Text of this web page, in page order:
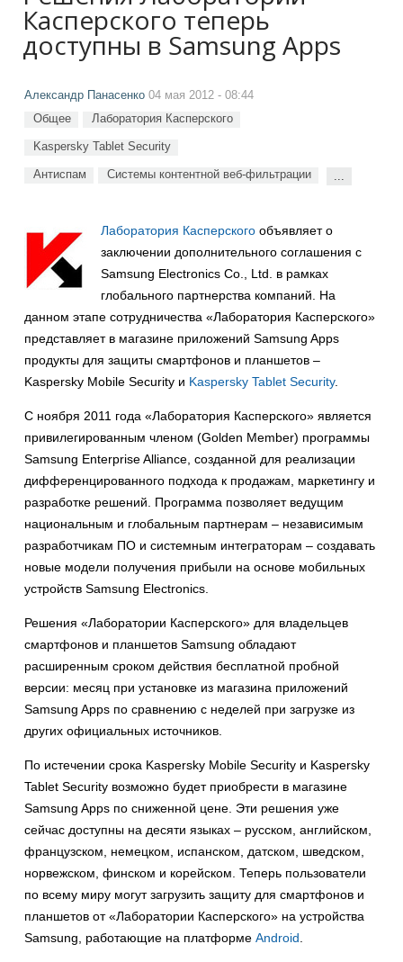
Касперского теперь
доступны в Samsung Apps
Александр Панасенко 04 мая 2012 - 08:44
Общее Лаборатория Касперского
Kaspersky Tablet Security
Антиспам Системы контентной веб-фильтрации ...
Лаборатория Касперского объявляет о
заключении дополнительного соглашения с
Samsung Electronics Co., Ltd. в рамках
глобального партнерства компаний. На
данном этапе сотрудничества «Лаборатория Касперского»
представляет в магазине приложений Samsung Apps
продукты для защиты смартфонов и планшетов –
Kaspersky Mobile Security и Kaspersky Tablet Security.
С ноября 2011 года «Лаборатория Касперского» является
привилегированным членом (Golden Member) программы
Samsung Enterprise Alliance, созданной для реализации
дифференцированного подхода к продажам, маркетингу и
разработке решений. Программа позволяет ведущим
национальным и глобальным партнерам – независимым
разработчикам ПО и системным интеграторам – создавать
новые модели получения прибыли на основе мобильных
устройств Samsung Electronics.
Решения «Лаборатории Касперского» для владельцев
смартфонов и планшетов Samsung обладают
расширенным сроком действия бесплатной пробной
версии: месяц при установке из магазина приложений
Samsung Apps по сравнению с неделей при загрузке из
других официальных источников.
По истечении срока Kaspersky Mobile Security и Kaspersky
Tablet Security возможно будет приобрести в магазине
Samsung Apps по сниженной цене. Эти решения уже
сейчас доступны на десяти языках – русском, английском,
французском, немецком, испанском, датском, шведском,
норвежском, финском и корейском. Теперь пользователи
по всему миру могут загрузить защиту для смартфонов и
планшетов от «Лаборатории Касперского» на устройства
Samsung, работающие на платформе Android